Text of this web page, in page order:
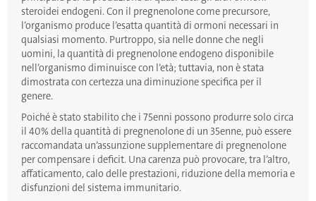
steroidei endogeni. Con il pregnenolone come precursore,
l’organismo produce l’esatta quantità di ormoni necessari in
qualsiasi momento. Purtroppo, sia nelle donne che negli
uomini, la quantità di pregnenolone endogeno disponibile
nell’organismo diminuisce con l’età; tuttavia, non è stata
dimostrata con certezza una diminuzione specifica per il
genere.
Poiché è stato stabilito che i 75enni possono produrre solo circa
il 40% della quantità di pregnenolone di un 35enne, può essere
raccomandata un’assunzione supplementare di pregnenolone
per compensare i deficit. Una carenza può provocare, tra l’altro,
affaticamento, calo delle prestazioni, riduzione della memoria e
disfunzioni del sistema immunitario.